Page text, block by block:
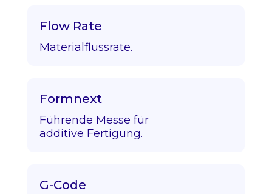
Flow Rate
Materialflussrate.
Formnext
Führende Messe für
additive Fertigung.
G-Code